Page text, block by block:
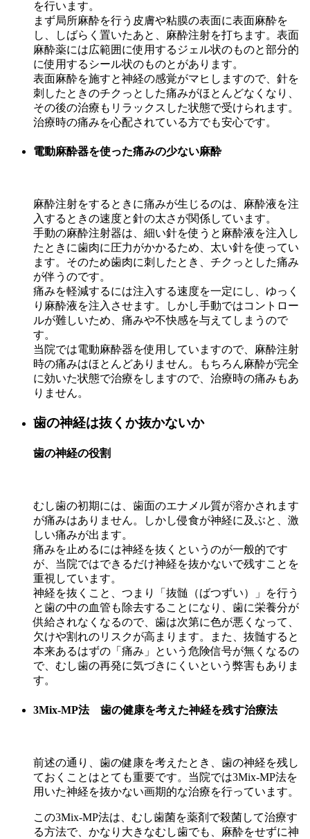
を行います。
まず局所麻酔を行う皮膚や粘膜の表面に表面麻酔を
し、しばらく置いたあと、麻酔注射を打ちます。表面
麻酔薬には広範囲に使用するジェル状のものと部分的
に使用するシール状のものとがあります。
表面麻酔を施すと神経の感覚がマヒしますので、針を
刺したときのチクっとした痛みがほとんどなくなり、
その後の治療もリラックスした状態で受けられます。
治療時の痛みを心配されている方でも安心です。
電動麻酔器を使った痛みの少ない麻酔
麻酔注射をするときに痛みが生じるのは、麻酔液を注
入するときの速度と針の太さが関係しています。
手動の麻酔注射器は、細い針を使うと麻酔液を注入し
たときに歯肉に圧力がかかるため、太い針を使ってい
ます。そのため歯肉に刺したとき、チクっとした痛み
が伴うのです。
痛みを軽減するには注入する速度を一定にし、ゆっく
り麻酔液を注入させます。しかし手動ではコントロー
ルが難しいため、痛みや不快感を与えてしまうので
す。
当院では電動麻酔器を使用していますので、麻酔注射
時の痛みはほとんどありません。
もちろん麻酔が完全
に効いた状態で治療をしますので、治療時の痛みもあ
りません。
歯の神経は抜くか抜かないか
歯の神経の役割
むし歯の初期には、歯面のエナメル質が溶かされます
が痛みはありません。しかし侵食が神経に及ぶと、激
しい痛みが出ます。
痛みを止めるには神経を抜くというのが一般的です
が、当院ではできるだけ神経を抜かないで残すことを
重視しています。
神経を抜くこと、つまり「抜髄（ばつずい）」を行う
と歯の中の血管も除去することになり、歯に栄養分が
供給されなくなるので、歯は次第に色が悪くなって、
欠けや割れのリスクが高まります。また、抜髄すると
本来あるはずの「痛み」という危険信号が無くなるの
で、むし歯の再発に気づきにくいという弊害もありま
す。
3Mix-MP法 歯の健康を考えた神経を残す治療法
前述の通り、歯の健康を考えたとき、歯の神経を残し
ておくことはとても重要です。当院では3Mix-MP法を
用いた神経を抜かない画期的な治療を行っています。
この3Mix-MP法は、 むし歯菌を薬剤で殺菌して治療す
る方法で、かなり大きなむし歯でも、麻酔をせずに神